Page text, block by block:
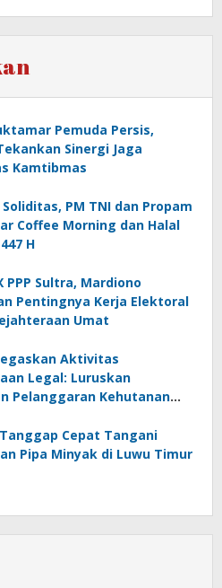
Pemuda Persis,
Sinergi Jaga
Kamtibmas
PM TNI dan Propam
Coffee Morning dan Halal
H
PPP Sultra, Mardiono
Pentingnya Kerja Elektoral
Umat
Aktivitas
Legal: Luruskan
Pelanggaran Kehutanan
Cepat Tangani
Pipa Minyak di Luwu Timur